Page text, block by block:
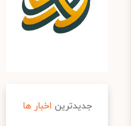
جدیدترین اخبار ها